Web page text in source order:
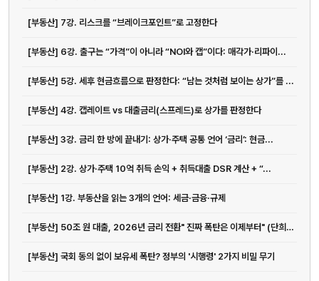
[부동산] 7강. 리스크를 “브레이크포인트”로 고정한다
[부동산] 6강. 출구는 “가격”이 아니라 “NOI와 캡”이다: 매각가·리파이...
[부동산] 5강. 세후 현금흐름으로 판정한다: “남는 것처럼 보이는 상가”를 ...
[부동산] 4강. 캡레이트 vs 대출금리(스프레드)로 상가를 판정한다
[부동산] 3강. 금리 한 방에 끝내기: 상가·주택 공통 언어 ‘금리’: 현금...
[부동산] 2강. 상가·주택 10억 취득 손익 + 취득대출 DSR 계산 + “...
[부동산] 1강. 부동산을 읽는 3개의 언어: 세금·금융·규제
[부동산] 50조 원 대출, 2026년 금리 전환" 진짜 폭탄은 이제부터" (단희쌤)
[부동산] 국회 동의 없이 보유세 폭탄? 정부의 '시행령' 2가지 비밀 무기
051-711-2397